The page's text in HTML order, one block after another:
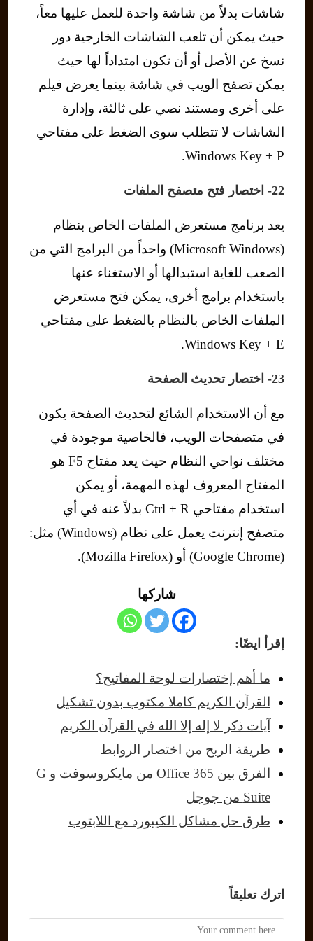
شاشات بدلاً من شاشة واحدة للعمل عليها معاً،
حيث يمكن أن تلعب الشاشات الخارجية دور
نسخ عن الأصل أو أن تكون امتداداً لها حيث
يمكن تصفح الويب في شاشة بينما يعرض فيلم
على أخرى ومستند نصي على ثالثة، وإدارة
الشاشات لا تتطلب سوى الضغط على مفتاحي
Windows Key + P.
22- اختصار فتح متصفح الملفات
يعد برنامج مستعرض الملفات الخاص بنظام
(Microsoft Windows) واحداً من البرامج التي من
الصعب للغاية استبدالها أو الاستغناء عنها
باستخدام برامج أخرى، يمكن فتح مستعرض
الملفات الخاص بالنظام بالضغط على مفتاحي
Windows Key + E.
23- اختصار تحديث الصفحة
مع أن الاستخدام الشائع لتحديث الصفحة يكون
في متصفحات الويب، فالخاصية موجودة في
مختلف نواحي النظام حيث يعد مفتاح F5 هو
المفتاح المعروف لهذه المهمة، أو يمكن
استخدام مفتاحي Ctrl + R بدلاً عنه في أي
متصفح إنترنت يعمل على نظام (Windows) مثل:
(Google Chrome) أو (Mozilla Firefox).
شاركها
إقرأ ايضًا:
ما أهم إختصارات لوحة المفاتيح؟
القرآن الكريم كاملا مكتوب بدون تشكيل
آيات ذكر لا إله إلا الله في القرآن الكريم
طريقة الربح من اختصار الروابط
الفرق بين Office 365 من مايكروسوفت و G
Suite من جوجل
طرق حل مشاكل الكيبورد مع اللابتوب
اترك تعليقاً
Comment